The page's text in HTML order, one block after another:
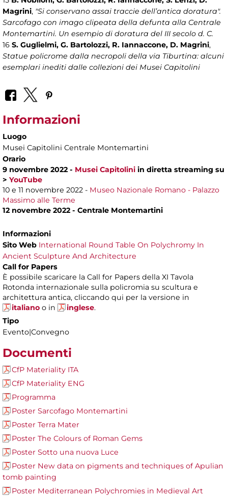
Magrini, "Si conservano assai traccie dell’antica doratura".
Sarcofago con imago clipeata della defunta alla Centrale
Montemartini. Un esempio di doratura del III secolo d. C.
16 S. Guglielmi, G. Bartolozzi, R. Iannaccone, D. Magrini,
Statue policrome dalla necropoli della via Tiburtina: alcuni
esemplari inediti dalle collezioni dei Musei Capitolini
Informazioni
Luogo
Musei Capitolini Centrale Montemartini
Orario
9 novembre 2022 - Musei Capitolini in diretta streaming su
> YouTube
10 e 11 novembre 2022 - Museo Nazionale Romano - Palazzo
Massimo alle Terme
12 novembre 2022 - Centrale Montemartini
Informazioni
Sito Web International Round Table On Polychromy In
Ancient Sculpture And Architecture
Call for Papers
È possibile scaricare la Call for Papers della XI Tavola
Rotonda internazionale sulla policromia su scultura e
architettura antica, cliccando qui per la versione in
italiano o in inglese.
Tipo
Evento|Convegno
Documenti
CfP Materiality ITA
CfP Materiality ENG
Programma
Poster Sarcofago Montemartini
Poster Terra Mater
Poster The Colours of Roman Gems
Poster Sotto una nuova Luce
Poster New data on pigments and techniques of Apulian
tomb painting
Poster Mediterranean Polychromies in Medieval Art